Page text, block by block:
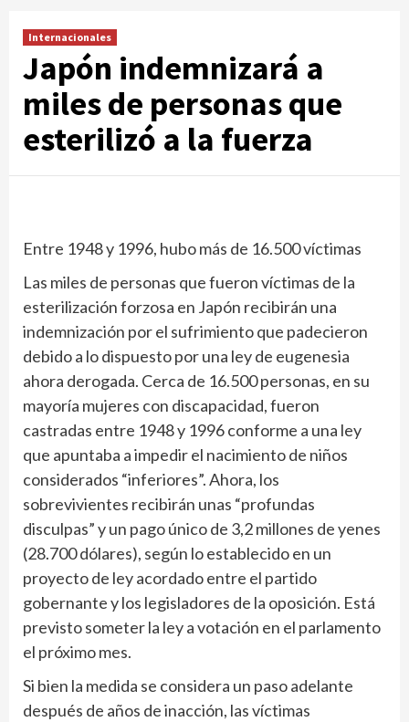
Internacionales
Japón indemnizará a
miles de personas que
esterilizó a la fuerza
Entre 1948 y 1996, hubo más de 16.500 víctimas
Las miles de personas que fueron víctimas de la
esterilización forzosa en Japón recibirán una
indemnización por el sufrimiento que padecieron
debido a lo dispuesto por una ley de eugenesia
ahora derogada. Cerca de 16.500 personas, en su
mayoría mujeres con discapacidad, fueron
castradas entre 1948 y 1996 conforme a una ley
que apuntaba a impedir el nacimiento de niños
considerados “inferiores”. Ahora, los
sobrevivientes recibirán unas “profundas
disculpas” y un pago único de 3,2 millones de yenes
(28.700 dólares), según lo establecido en un
proyecto de ley acordado entre el partido
gobernante y los legisladores de la oposición. Está
previsto someter la ley a votación en el parlamento
el próximo mes.
Si bien la medida se considera un paso adelante
después de años de inacción, las víctimas